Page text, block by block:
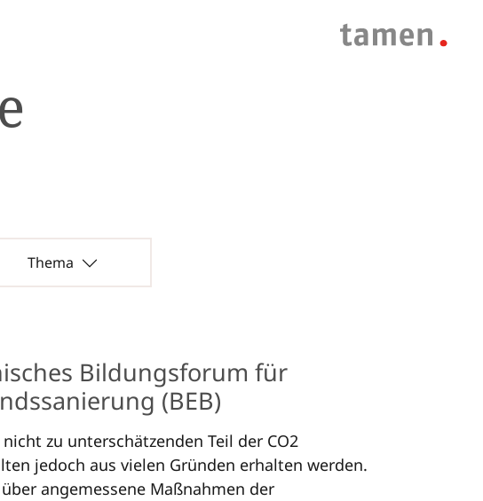
Thema
Bildungsforum für
(BEB)
zu unterschätzenden Teil der CO2
jedoch aus vielen Gründen erhalten werden.
angemessene Maßnahmen der